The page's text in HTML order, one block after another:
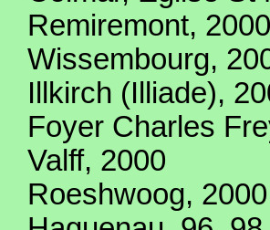
Remiremont, 2000
Wissembourg,
Illkirch (Illiade),
Foyer Charles
Valff, 2000
Roeshwoog, 2000